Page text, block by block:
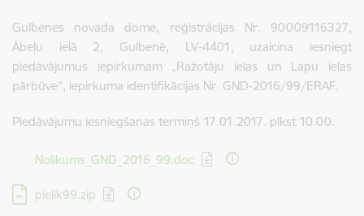
Gulbenes novada dome, reģistrācijas Nr. 90009116327,
Ābeļu ielā 2, Gulbenē, LV-4401, uzaicina iesniegt
piedāvājumus iepirkumam „Ražotāju ielas un Lapu ielas
pārbūve”, iepirkuma identifikācijas Nr. GND-2016/99/ERAF.
Piedāvājumu iesniegšanas termiņš 17.01.2017. plkst.10.00.
Lejupielādēt:
Nolikums_GND_2016_99.doc
Lejupielādēt:
pielik99.zip